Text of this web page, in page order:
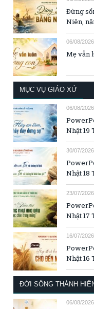
Đừng
Niên,
06/08/2026
Mẹ vẫn
MỤC VỤ GIÁO XỨ
06/08/2026
Nhật 19
30/07/2026
Nhật 18
23/07/2026
Nhật 17
16/07/2026
Nhật 16
ĐỜI SỐNG THÁNH
06/08/2026